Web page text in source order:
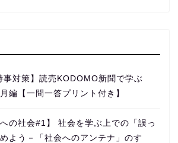
事対策】読売KODOMO新聞で学ぶ
編【一問一答プリント付き】
への社会#1】 社会を学ぶ上での「誤っ
よう－「社会へのアンテナ」のすゝ